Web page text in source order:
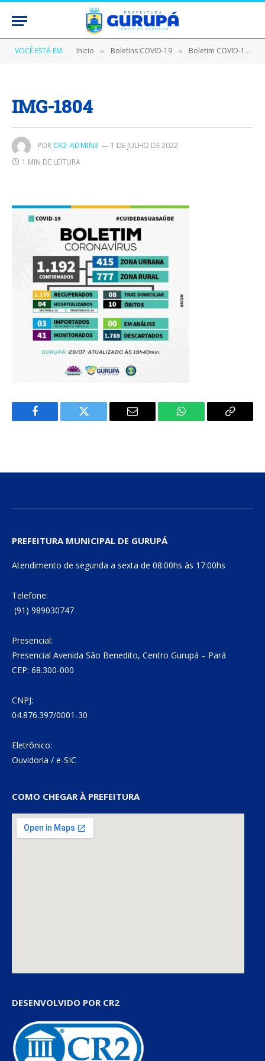
VOCÊ ESTÁ EM: Inicio » Boletins COVID-19 » Boletim COVID-19 (29/07/2020)
IMG-1804
POR CR2-ADMIN3
1 DE JULHO DE 2022
1 MIN DE LEITURA
Facebook Twitter
E-
WhatsApp Copiar
PREFEITURA MUNICIPAL DE GURUPÁ
Atendimento de segunda a sexta de 08:00hs às 17:00hs
Telefone:
(91) 989030747
Presencial:
Presencial Avenida São Benedito, Centro Gurupá – Pará
CEP: 68.300-000
CNPJ:
04.876.397/0001-30
Eletrônico:
Ouvidoria / e-SIC
COMO CHEGAR À PREFEITURA
DESENVOLVIDO POR CR2